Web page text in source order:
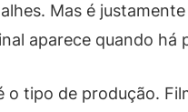
Mas é
aparece quando
o tipo de produção.